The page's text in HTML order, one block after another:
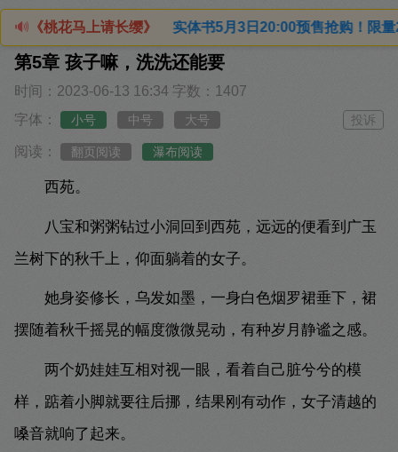
🔊 《桃花马上请长缨》
月3日20:00预售抢购！限量2000特签+印特签（四款
第5章 孩子嘛，洗洗还能要
时间：2023-06-13 16:34 字数：1407
字体：
小号 中号 大号 投诉
阅读： 翻页阅读 瀑布阅读
西苑。
八宝和粥粥钻过小洞回到西苑，远远的便看到广玉
兰树下的秋千上，仰面躺着的女子。
她身姿修长，乌发如墨，一身白色烟罗裙垂下，裙
摆随着秋千摇晃的幅度微微晃动，有种岁月静谧之感。
两个奶娃娃互相对视一眼，看着自己脏兮兮的模
样，踮着小脚就要往后挪，结果刚有动作，女子清越的
嗓音就响了起来。